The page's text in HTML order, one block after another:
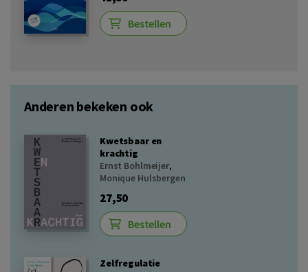
Bestellen
Anderen bekeken ook
Kwetsbaar en
krachtig
Ernst Bohlmeijer,
Monique Hulsbergen
27,50
Bestellen
Zelfregulatie